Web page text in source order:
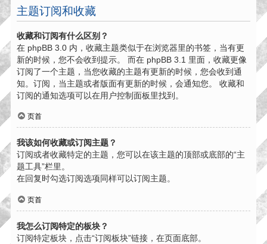
主题订阅和收藏
收藏和订阅有什么区别？
在 phpBB 3.0 内，收藏主题类似于在浏览器里的书签，当有更
新的时候，您不会收到提示。 而在 phpBB 3.1 里面，收藏更像
订阅了一个主题，当您收藏的主题有更新的时候，您会收到通
知。订阅，当主题或者版面有更新的时候，会通知您。 收藏和
订阅的通知选项可以在用户控制面板里找到。
页首
我该如何收藏或订阅主题？
订阅或者收藏特定的主题，您可以在该主题的顶部或底部的“主
题工具”栏里。
在回复时勾选订阅选项同样可以订阅主题。
页首
我怎么订阅特定的板块？
订阅特定板块，点击“订阅板块”链接，在页面底部。